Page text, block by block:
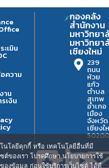
เมิน
ความ
าน
เงิน
กองคลัง
สำนักงาน
มหาวิทยา
มหาวิทยา
เชียงใหม่
239
ถนน
ห้วย
แก้ว
ตำบล
สุเทพ
อำเภอ
เมือง
จังหวัด
เชียงใ
50200
โนโลยีคุกกี้ หรือ เทคโนโลยีอื่นที่มี
ของเรา โปรดศึกษา นโยบายการใช้
องข้อมูล ก่อนใช้บริการเว็บไซต์ ได้ที่